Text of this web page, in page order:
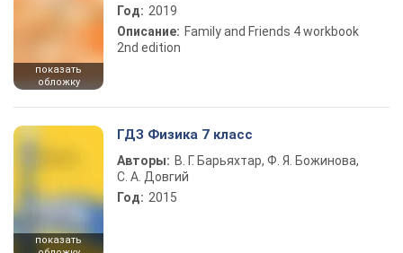
показать
обложку
Год: 2019
Описание: Family and Friends 4 workbook
2nd edition
показать
ГДЗ Физика 7 класс
Авторы: В. Г. Барьяхтар, Ф. Я. Божинова,
С. А. Довгий
Год: 2015